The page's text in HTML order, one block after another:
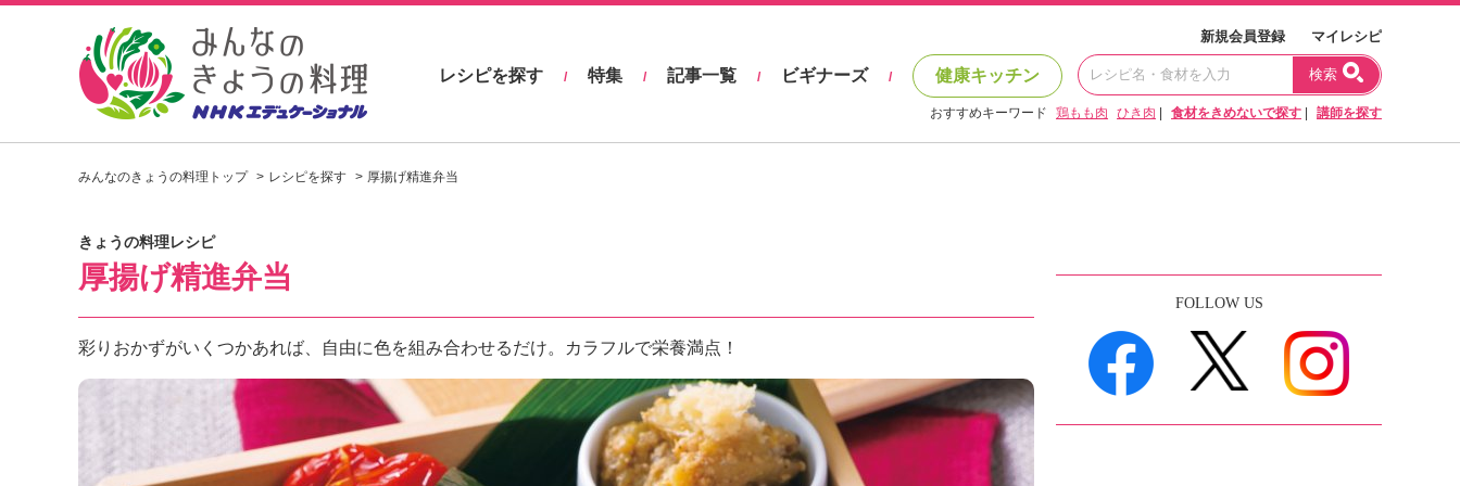
し
見
つ
け
よ
う
。
N
H
新規会員登録 マイレシピ
レシピを探す / 特集 / 記事一覧 / ビギナーズ / 健康キッチン 検索
おすすめキーワード 鶏もも肉 ひき肉 食材をきめないで探す 講師を探す
みんなのきょうの料理トップ レシピを探す 厚揚げ精進弁当
きょうの料理レシピ
厚揚げ精進弁当
彩りおかずがいくつかあれば、自由に色を組み合わせるだけ。カラフルで栄養満点！
FOLLOW US